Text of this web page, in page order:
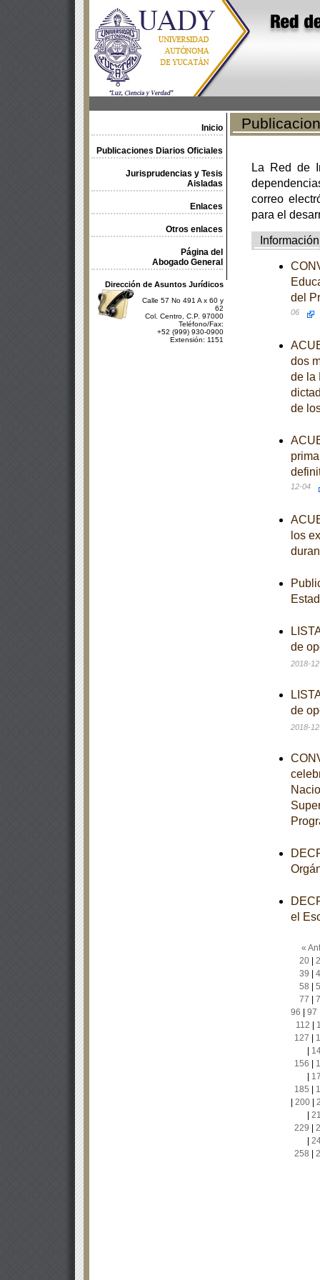
Inicio
Publicaciones Diarios Oficiales
Jurisprudencias y Tesis
Aisladas
Enlaces
Otros enlaces
Página del
Abogado General
Dirección de Asuntos Jurídicos
Calle 57 No 491 A x 60 y
62
Col. Centro, C.P. 97000
Teléfono/Fax:
+52 (999) 930-0900
Extensión: 1151
La Red de
correo
para el
Información
del
06
dos
de la
de
12-04
los
de
2018-
de
2018-
el
«
20|
39
58
77
96
97
112
127
156
185
200|
229
258